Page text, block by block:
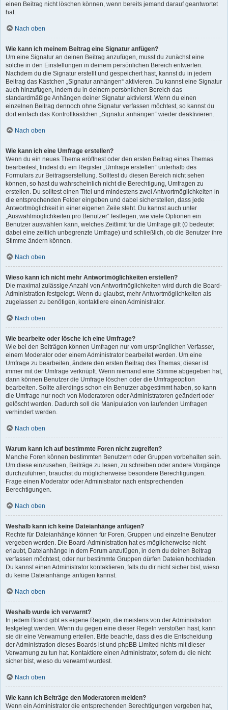
einen Beitrag nicht löschen können, wenn bereits jemand darauf geantwortet
hat.
Nach oben
Wie kann ich meinem Beitrag eine Signatur anfügen?
Um eine Signatur an deinen Beitrag anzufügen, musst du zunächst eine
solche in den Einstellungen in deinem persönlichen Bereich entwerfen.
Nachdem du die Signatur erstellt und gespeichert hast, kannst du in jedem
Beitrag das Kästchen „Signatur anhängen“ aktivieren. Du kannst eine Signatur
auch hinzufügen, indem du in deinem persönlichen Bereich das
standardmäßige Anhängen deiner Signatur aktivierst. Wenn du einen
einzelnen Beitrag dennoch ohne Signatur verfassen möchtest, so kannst du
dort einfach das Kontrollkästchen „Signatur anhängen“ wieder deaktivieren.
Nach oben
Wie kann ich eine Umfrage erstellen?
Wenn du ein neues Thema eröffnest oder den ersten Beitrag eines Themas
bearbeitest, findest du ein Register „Umfrage erstellen“ unterhalb des
Formulars zur Beitragserstellung. Solltest du diesen Bereich nicht sehen
können, so hast du wahrscheinlich nicht die Berechtigung, Umfragen zu
erstellen. Du solltest einen Titel und mindestens zwei Antwortmöglichkeiten in
die entsprechenden Felder eingeben und dabei sicherstellen, dass jede
Antwortmöglichkeit in einer eigenen Zeile steht. Du kannst auch unter
„Auswahlmöglichkeiten pro Benutzer“ festlegen, wie viele Optionen ein
Benutzer auswählen kann, welches Zeitlimit für die Umfrage gilt (0 bedeutet
dabei eine zeitlich unbegrenzte Umfrage) und schließlich, ob die Benutzer ihre
Stimme ändern können.
Nach oben
Wieso kann ich nicht mehr Antwortmöglichkeiten erstellen?
Die maximal zulässige Anzahl von Antwortmöglichkeiten wird durch die Board-
Administration festgelegt. Wenn du glaubst, mehr Antwortmöglichkeiten als
zugelassen zu benötigen, kontaktiere einen Administrator.
Nach oben
Wie bearbeite oder lösche ich eine Umfrage?
Wie bei den Beiträgen können Umfragen nur vom ursprünglichen Verfasser,
einem Moderator oder einem Administrator bearbeitet werden. Um eine
Umfrage zu bearbeiten, ändere den ersten Beitrag des Themas; dieser ist
immer mit der Umfrage verknüpft. Wenn niemand eine Stimme abgegeben hat,
dann können Benutzer die Umfrage löschen oder die Umfrageoption
bearbeiten. Sollte allerdings schon ein Benutzer abgestimmt haben, so kann
die Umfrage nur noch von Moderatoren oder Administratoren geändert oder
gelöscht werden. Dadurch soll die Manipulation von laufenden Umfragen
verhindert werden.
Nach oben
Warum kann ich auf bestimmte Foren nicht zugreifen?
Manche Foren können bestimmten Benutzern oder Gruppen vorbehalten sein.
Um diese einzusehen, Beiträge zu lesen, zu schreiben oder andere Vorgänge
durchzuführen, brauchst du möglicherweise besondere Berechtigungen.
Frage einen Moderator oder Administrator nach entsprechenden
Berechtigungen.
Nach oben
Weshalb kann ich keine Dateianhänge anfügen?
Rechte für Dateianhänge können für Foren, Gruppen und einzelne Benutzer
vergeben werden. Die Board-Administration hat es möglicherweise nicht
erlaubt, Dateianhänge in dem Forum anzufügen, in dem du deinen Beitrag
verfassen möchtest, oder nur bestimmte Gruppen dürfen Dateien hochladen.
Du kannst einen Administrator kontaktieren, falls du dir nicht sicher bist, wieso
du keine Dateianhänge anfügen kannst.
Nach oben
Weshalb wurde ich verwarnt?
In jedem Board gibt es eigene Regeln, die meistens von der Administration
festgelegt werden. Wenn du gegen eine dieser Regeln verstoßen hast, kann
sie dir eine Verwarnung erteilen. Bitte beachte, dass dies die Entscheidung
der Administration dieses Boards ist und phpBB Limited nichts mit dieser
Verwarnung zu tun hat. Kontaktiere einen Administrator, sofern du die nicht
sicher bist, wieso du verwarnt wurdest.
Nach oben
Wie kann ich Beiträge den Moderatoren melden?
Wenn ein Administrator die entsprechenden Berechtigungen vergeben hat,